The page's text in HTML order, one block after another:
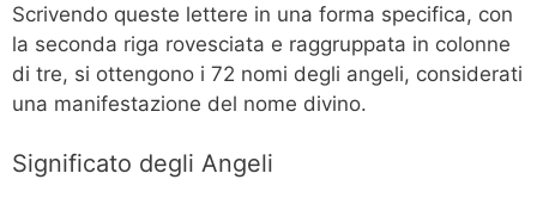
Scrivendo queste lettere in una forma specifica, con
la seconda riga rovesciata e raggruppata in colonne
di tre, si ottengono i 72 nomi degli angeli, considerati
una manifestazione del nome divino.
Significato degli Angeli